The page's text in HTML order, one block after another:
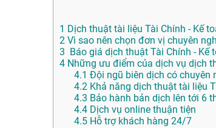
1 Dịch thuật tài liệu Tài Chính - Kế
2 Vì sao nên chọn đơn vị chuyên
3 Báo giá dịch thuật Tài Chính - Kế
4 Những ưu điểm của dịch vụ dịch
4.1 Đội ngũ biên dịch có chuyên
4.2 Khả năng dịch thuật tài liệu
4.3 Bảo hành bản dịch lên tới 6
4.4 Dịch vụ online thuận tiện
4.5 Hỗ trợ khách hàng 24/7